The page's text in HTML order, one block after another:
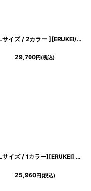
[ XS-Lサイズ / 2カラー ][ERUKEI/GINZA COUTURE]シフォン・プリント・キャミソール・Vネック・ラインストーン・ティアード・Aライン・ロングドレス[送料無料]
29,700円(税込)
[ XS-Lサイズ / 1カラー][ERUKEI] ボートネック・ノースリーブ・ウエスト切替・フレア・Aライン・ミディアムドレス・ワンピース[薗田杏奈着用][送料無料]
25,960円(税込)